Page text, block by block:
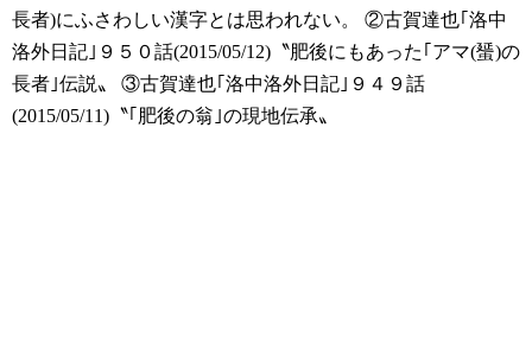
長者)にふさわしい漢字とは思われない。
②古賀達也｢洛中
洛外日記｣９５０話(2015/05/12)〝肥後にもあった｢アマ(蜑)の
長者｣伝説〟
③古賀達也｢洛中洛外日記｣９４９話
(2015/05/11)〝｢肥後の翁｣の現地伝承〟